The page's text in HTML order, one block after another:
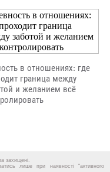
в отношениях: где
граница между
и желанием всё
захищені.
лише при наявності "активного